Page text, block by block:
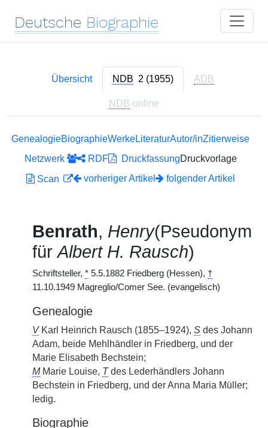
Deutsche Biographie
Übersicht NDB 2 (1955) ADB
NDB-online
GenealogieBiographieWerkeLiteraturAutor/inZitierweise
Netzwerk
RDF DruckfassungDruckvorlage
Scan
vorheriger Artikel folgender Artikel
Benrath, Henry(Pseudonym
fürAlbert H. Rausch)
Schriftsteller, * 5.5.1882 Friedberg (Hessen), †
11.10.1949 Magreglio/Comer See. (evangelisch)
Genealogie
VKarl Heinrich Rausch (1855–1924), S des Johann
Adam, beide Mehlhändler in Friedberg, und der
Marie Elisabeth Bechstein;
MMarie Louise, Tdes Lederhändlers Johann
Bechstein in Friedberg, und der Anna Maria Müller;
ledig.
Biographie